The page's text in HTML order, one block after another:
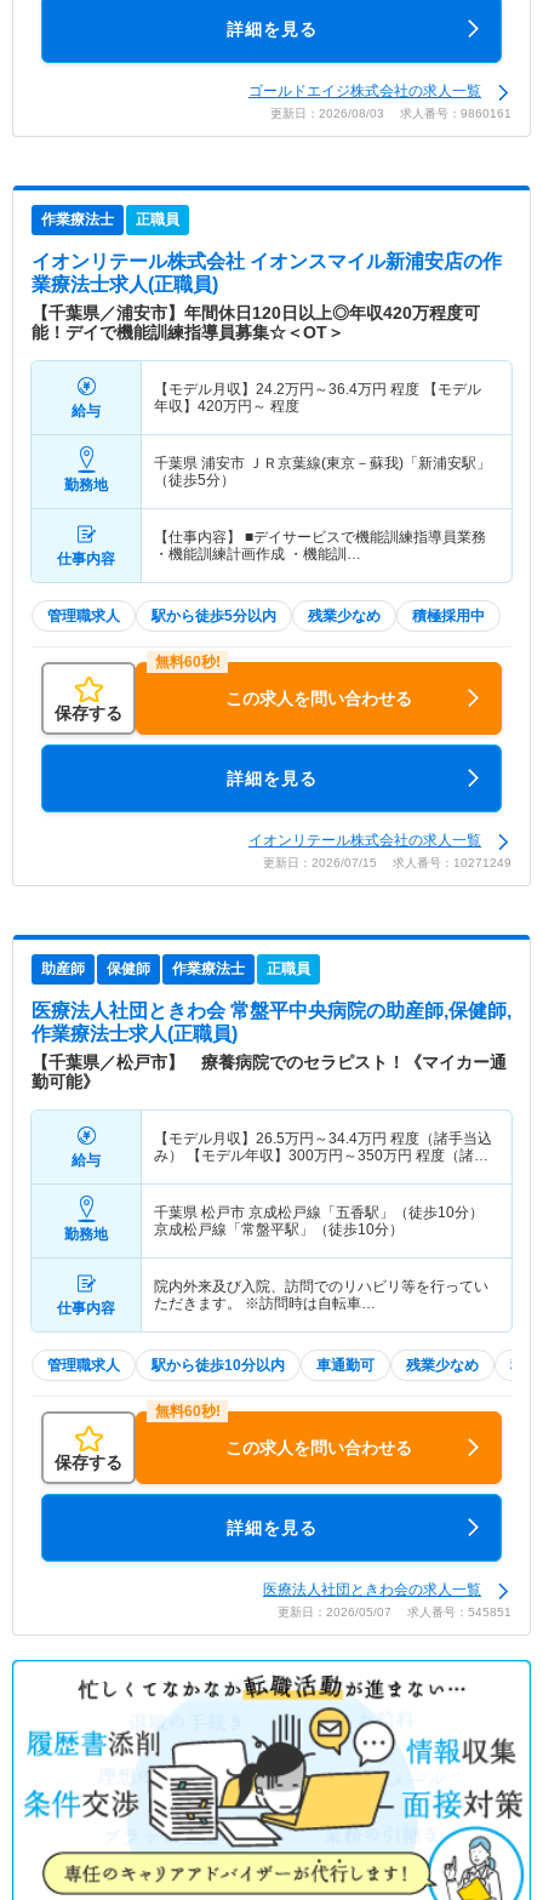
詳細を見る
ゴールドエイジ株式会社の求人一覧
更新日：2026/08/03 求人番号：9860161
作業療法士 正職員
イオンリテール株式会社 イオンスマイル新浦安店の作
業療法士求人(正職員)
【千葉県／浦安市】年間休日120日以上◎年収420万程度可
能！デイで機能訓練指導員募集☆＜OT＞
給与
【モデル月収】 24.2万円～36.4万円 程度 【モデル
年収】 420万円～ 程度
勤務地
千葉県 浦安市 ＪＲ京葉線(東京－蘇我)「新浦安駅」
（徒歩5分）
仕事内容
【仕事内容】 ■デイサービスで機能訓練指導員業務
・機能訓練計画作成 ・機能訓…
管理職求人 駅から徒歩5分以内 残業少なめ 積極採用中
保存する
この求人を問い合わせる
詳細を見る
イオンリテール株式会社の求人一覧
更新日：2026/07/15 求人番号：10271249
助産師 保健師 作業療法士 正職員
医療法人社団ときわ会 常盤平中央病院の助産師,保健師,
作業療法士求人(正職員)
【千葉県／松戸市】 療養病院でのセラピスト！《マイカー通
勤可能》
給与
【モデル月収】 26.5万円～34.4万円 程度（諸手当込
み） 【モデル年収】 300万円～350万円 程度（諸手
勤務地
千葉県 松戸市 京成松戸線「五香駅」（徒歩10分）
京成松戸線「常盤平駅」（徒歩10分）
仕事内容
院内外来及び入院、訪問でのリハビリ等を行ってい
ただきます。 ※訪問時は自転車…
管理職求人 駅から徒歩10分以内 車通勤可 残業少なめ 積極
保存する
この求人を問い合わせる
詳細を見る
医療法人社団ときわ会の求人一覧
更新日：2026/05/07 求人番号：545851